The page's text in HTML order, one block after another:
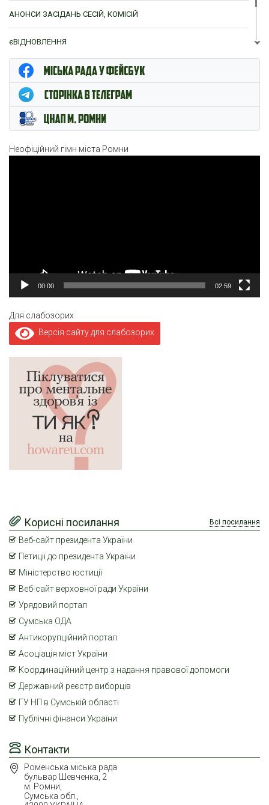
АНОНСИ ЗАСІДАНЬ СЕСІЙ, КОМІСІЙ
єВІДНОВЛЕННЯ
ЦНАП м. Ромни
Неофіційний гімн міста Ромни
00:00 02:59
Для слабозорих
Версія сайту для слабозорих
Контакти
Роменська міська рада
бульвар Шевченка, 2
м. Ромни,
Сумська обл.,
Корисні посилання Всі посилання
Веб-сайт президента України
Петиції до президента України
Міністерство юстиції
Веб-сайт верховної ради України
Урядовий портал
Сумська ОДА
Антикорупційний портал
Асоціація міст України
Координаційний центр з надання правової допомоги
Державний реєстр виборців
ГУ НП в Сумській області
Публічні фінанси України